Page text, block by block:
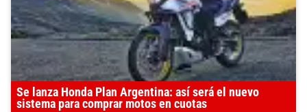
Se lanza Honda Plan Argentina: así será el nuevo
sistema para comprar motos en cuotas